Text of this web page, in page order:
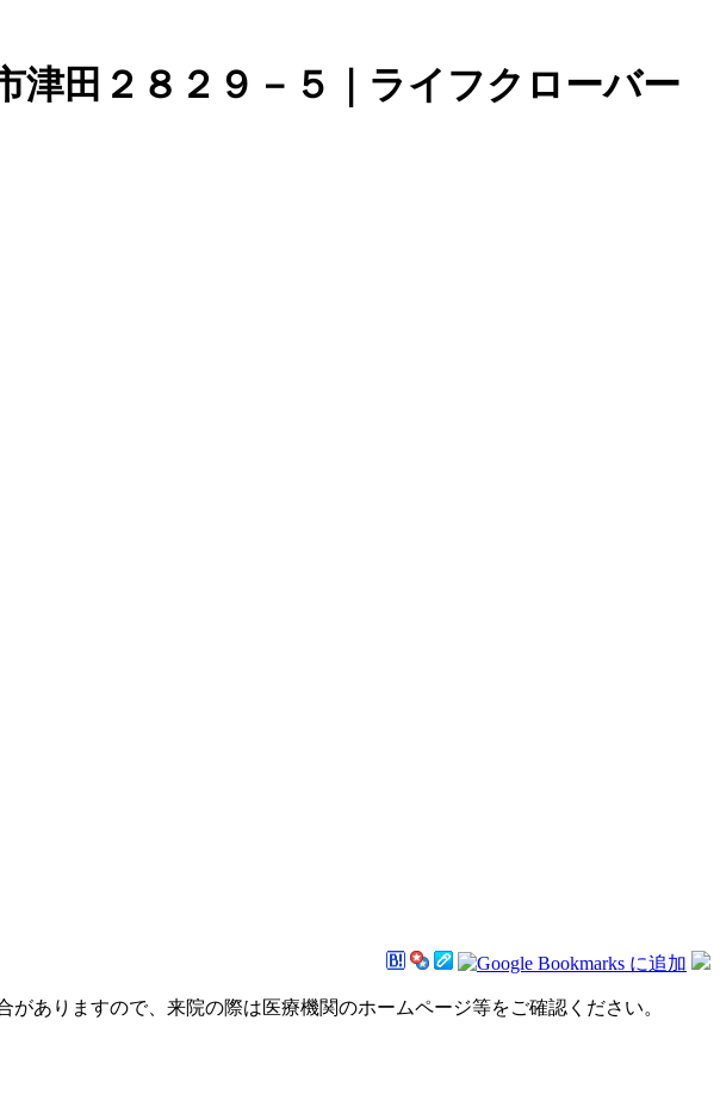
田２８２９－５｜ライフクローバー
ありますので、来院の際は医療機関のホームページ等をご確認ください。